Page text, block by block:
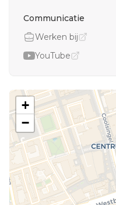
Communicatie
Werken bij
YouTube
+
−